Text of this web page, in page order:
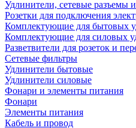
Удлинители, сетевые разъемы
Розетки для подключения
Комплектующие для бытовых
Комплектующие для силовых
Разветвители для розеток и
Сетевые фильтры
Удлинители бытовые
Удлинители силовые
Фонари и элементы питания
Фонари
Элементы питания
Кабель и провод